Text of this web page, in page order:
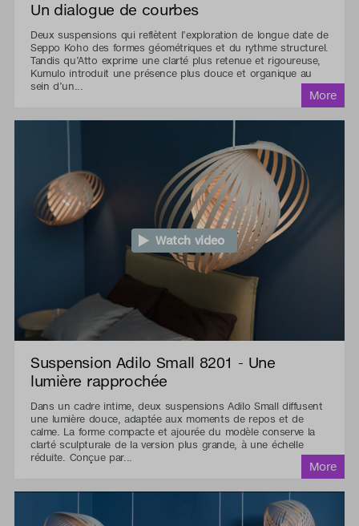
Un dialogue de courbes
Deux suspensions qui reflètent l’exploration de longue date de
Seppo Koho des formes géométriques et du rythme structurel.
Tandis qu’Atto exprime une clarté plus retenue et rigoureuse,
Kumulo introduit une présence plus douce et organique au
sein d’un...
Watch video
Suspension Adilo Small 8201 - Une
lumière rapprochée
Dans un cadre intime, deux suspensions Adilo Small diffusent
une lumière douce, adaptée aux moments de repos et de
calme. La forme compacte et ajourée du modèle conserve la
clarté sculpturale de la version plus grande, à une échelle
réduite. Conçue par...